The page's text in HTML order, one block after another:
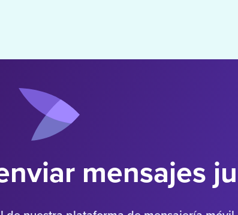
mensajes